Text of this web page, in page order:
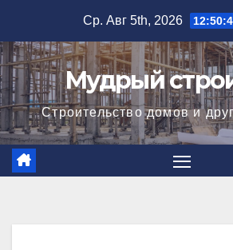
содержимому
Ср. Авг 5th, 2026
Мудрый
Строительство домов и